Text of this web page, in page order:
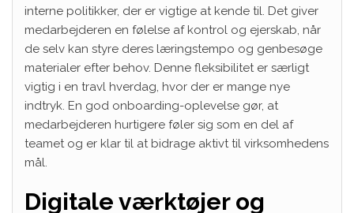
interne politikker, der er vigtige at kende til. Det giver
medarbejderen en følelse af kontrol og ejerskab, når
de selv kan styre deres læringstempo og genbesøge
materialer efter behov. Denne fleksibilitet er særligt
vigtig i en travl hverdag, hvor der er mange nye
indtryk. En god onboarding-oplevelse gør, at
medarbejderen hurtigere føler sig som en del af
teamet og er klar til at bidrage aktivt til virksomhedens
mål.
Digitale værktøjer og